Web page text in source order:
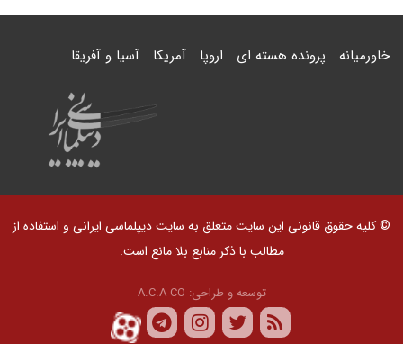
خاورمیانه پرونده هسته ای اروپا آمریکا آسیا و آفریقا
© کلیه حقوق قانونی این سایت متعلق به سایت دیپلماسی ایرانی و استفاده از
مطالب با ذکر منابع بلا مانع است.
توسعه و طراحی: A.C.A CO